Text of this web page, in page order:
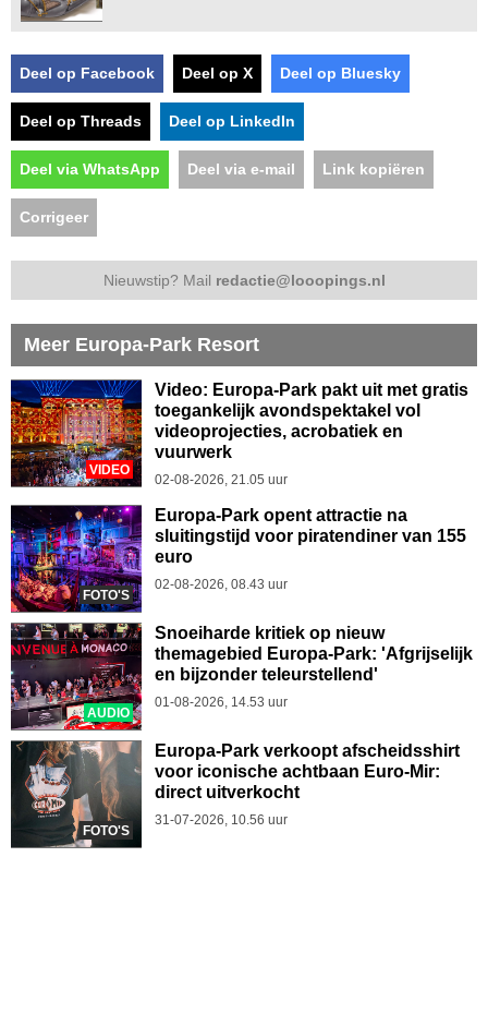
Deel op Facebook Deel op X Deel op Bluesky
Deel op Threads Deel op LinkedIn
Deel via WhatsApp Deel via e-mail Link kopiëren
Corrigeer
Nieuwstip? Mail redactie@looopings.nl
Meer Europa-Park Resort
VIDEO
Video: Europa-Park pakt uit met gratis
toegankelijk avondspektakel vol
videoprojecties, acrobatiek en
vuurwerk
02-08-2026, 21.05 uur
FOTO'S
Europa-Park opent attractie na
sluitingstijd voor piratendiner van 155
euro
02-08-2026, 08.43 uur
AUDIO
Snoeiharde kritiek op nieuw
themagebied Europa-Park: 'Afgrijselijk
en bijzonder teleurstellend'
01-08-2026, 14.53 uur
FOTO'S
Europa-Park verkoopt afscheidsshirt
voor iconische achtbaan Euro-Mir:
direct uitverkocht
31-07-2026, 10.56 uur